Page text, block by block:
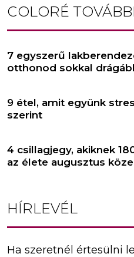
COLORÉ
7 egyszerű
otthonod sokkal
9 étel, amit együnk
szerint
4 csillagjegy, akiknek
az élete augusztus
HÍRLEVÉL
Ha szeretnél értesülni